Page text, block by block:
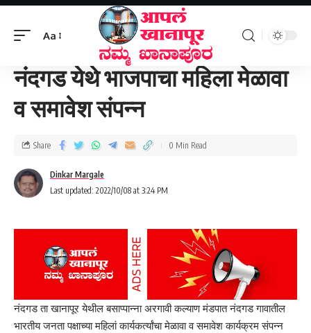
Aa
खानापूर तालुका>नंदगड येथे भाजपाचा महिला मेळावा व समावेश संपन्न
नंदगड येथे भाजपाचा महिला मेळावा
व समावेश संपन्न
Last updated: 2022/10/08 at 3:24 PM
Dinkar Margale
Share 0 Min Read
नंदगड ता खानापूर येथील बसाप्पान्ना अरगावी कल्याण मंडपात नंदगड गावातील
भारतीय जनता पक्षाच्या महिलां कार्यकर्त्यांचा मेळावा व समावेश कार्यक्रम संपन्न